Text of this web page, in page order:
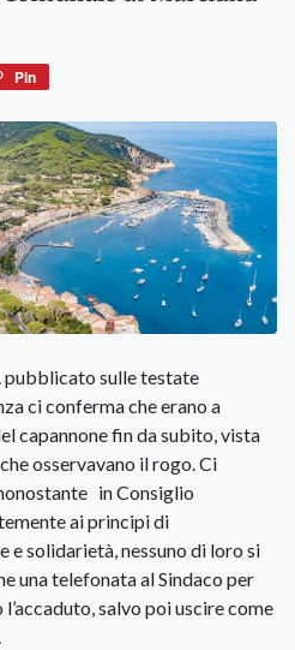
Pin
pubblicato sulle testate
ci conferma che erano a
capannone fin da subito, vista
osservavano il rogo. Ci
in Consiglio
ai principi di
e solidarietà, nessuno di loro si
una telefonata al Sindaco per
salvo poi uscire come